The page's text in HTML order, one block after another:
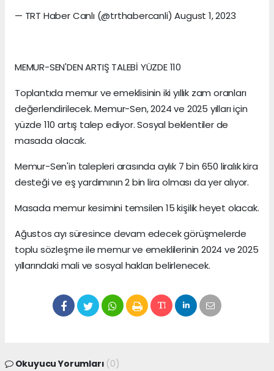
— TRT Haber Canlı (@trthabercanli) August 1, 2023
MEMUR-SEN'DEN ARTIŞ TALEBİ YÜZDE 110
Toplantıda memur ve emeklisinin iki yıllık zam oranları
değerlendirilecek. Memur-Sen, 2024 ve 2025 yılları için
yüzde 110 artış talep ediyor. Sosyal beklentiler de
masada olacak.
Memur-Sen'in talepleri arasında aylık 7 bin 650 liralık kira
desteği ve eş yardımının 2 bin lira olması da yer alıyor.
Masada memur kesimini temsilen 15 kişilik heyet olacak.
Ağustos ayı süresince devam edecek görüşmelerde
toplu sözleşme ile memur ve emeklilerinin 2024 ve 2025
yıllarındaki mali ve sosyal hakları belirlenecek.
Okuyucu Yorumları (0)